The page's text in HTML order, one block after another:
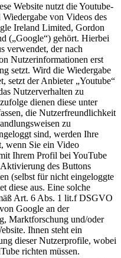
Website nutzt die Youtube-
von Videos des
Ireland Limited, Gordon
(„Google“) gehört. Hierbei
verwendet, der nach
Nutzerinformationen erst
setzt. Wird die Wiedergabe
setzt der Anbieter „Youtube“
Nutzerverhalten zu
dienen diese unter
die Nutzerfreundlichkeit
zu
sind, werden Ihre
wenn Sie ein Video
Ihrem Profil bei YouTube
des Buttons
(selbst für nicht eingeloggte
diese aus. Eine solche
Art. 6 Abs. 1 lit.f DSGVO
Google an der
Marktforschung und/oder
Ihnen steht ein
dieser Nutzerprofile, wobei
richten müssen.